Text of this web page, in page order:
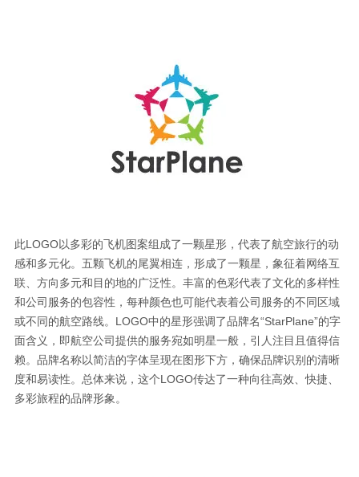
此LOGO以多彩的飞机图案组成了一颗星形，代表了航空旅行的动
感和多元化。五颗飞机的尾翼相连，形成了一颗星，象征着网络互
联、方向多元和目的地的广泛性。丰富的色彩代表了文化的多样性
和公司服务的包容性，每种颜色也可能代表着公司服务的不同区域
或不同的航空路线。LOGO中的星形强调了品牌名“StarPlane”的字
面含义，即航空公司提供的服务宛如明星一般，引人注目且值得信
赖。品牌名称以简洁的字体呈现在图形下方，确保品牌识别的清晰
度和易读性。总体来说，这个LOGO传达了一种向往高效、快捷、
多彩旅程的品牌形象。